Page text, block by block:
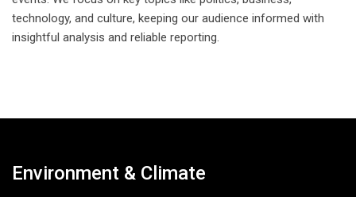
technology, and culture, keeping our audience informed with
insightful analysis and reliable reporting.
Environment & Climate